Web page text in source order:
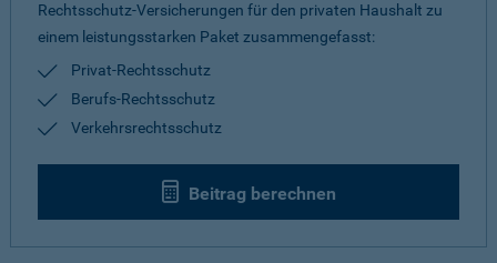
Rechtsschutz-Versicherungen für den privaten Haushalt zu
einem leistungsstarken Paket zusammengefasst:
Privat-Rechtsschutz
Berufs-Rechtsschutz
Verkehrsrechtsschutz
Beitrag berechnen